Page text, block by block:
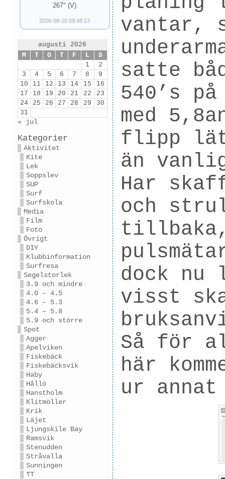
267° (V)
2026-08-10 09:48:13
augusti 2026
M
T O T F L
S
1
2
3
4 5 6 7 8
9
10
11 12 13 14 15
16
17
18 19 20 21 22
23
24
25 26 27 28 29
30
31
« jul
Kategorier
Aktivitet
Kite
Lek
Soppslev
SUP
Surf
Surfskola
Media
Film
Foto
Övrigt
DIY
Klubbinformation
Surfresa
Segelstorlek
3.9 och mindre
4.0 – 4.5
4.6 – 5.3
5.4 – 5.8
5.9 och större
Spot
Agger
Apelviken
Fiskebäck
Fiskebäcksvik
Haby
Hållö
Hanstholm
Klitmöller
Krik
Läjet
Ljungskile Bay
Ramsvik
Stenudden
Stråvalla
Sunningen
TT
satte
540’s
med
flipp
än
Har
och
dock nu
visst
Så för
här
ur